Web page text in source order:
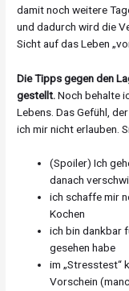
damit noch weitere
und dadurch wird die
Sicht auf das Leben
Die Tipps gegen den
gestellt.Noch behalte
Lebens. Das Gefühl,
ich mir nicht erlauben.
(Spoiler) Ich
danach
ich schaffe mir
Kochen
ich bin dankbar
gesehen habe
im „Stresstest“
Vorschein